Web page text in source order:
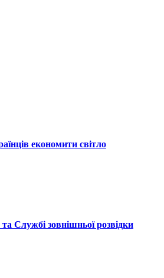
економити світло
Службі зовнішньої розвідки